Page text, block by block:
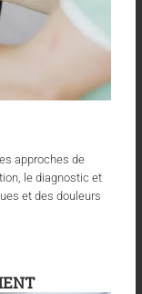
approches de
le diagnostic et
et des douleurs